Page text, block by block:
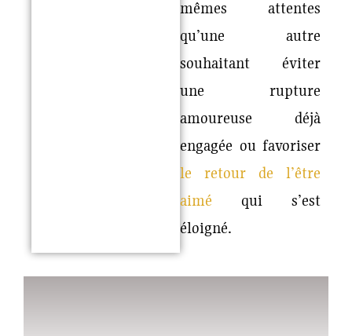
mêmes attentes
qu’une autre
souhaitant éviter
une rupture
amoureuse déjà
engagée ou favoriser
le retour de l’être
aimé qui s’est
éloigné.